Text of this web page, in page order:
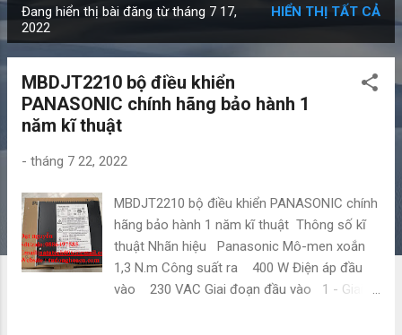
à
Đang hiển thị bài đăng từ tháng 7 17,
2022
HIỂN THỊ TẤT CẢ
MBDJT2210 bộ điều khiển
PANASONIC chính hãng bảo hành 1
năm kĩ thuật
- tháng 7 22, 2022
MBDJT2210 bộ điều khiển PANASONIC chính
hãng bảo hành 1 năm kĩ thuật Thông số kĩ
thuật Nhãn hiệu Panasonic Mô-men xoắn
1,3 N.m Công suất ra 400 W Điện áp đầu
vào 230 VAC Giai đoạn đầu vào 1 - Giai